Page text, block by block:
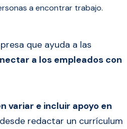
a encontrar trabajo.
que ayuda a las
a los empleados con
variar e incluir apoyo en
redactar un currículum